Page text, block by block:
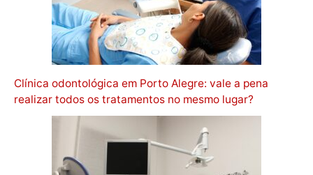
Clínica odontológica em Porto Alegre: vale a pena
realizar todos os tratamentos no mesmo lugar?